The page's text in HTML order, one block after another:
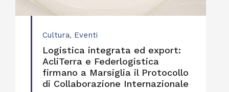
Cultura, Eventi
Logistica integrata ed export:
AcliTerra e Federlogistica
firmano a Marsiglia il Protocollo
di Collaborazione Internazionale